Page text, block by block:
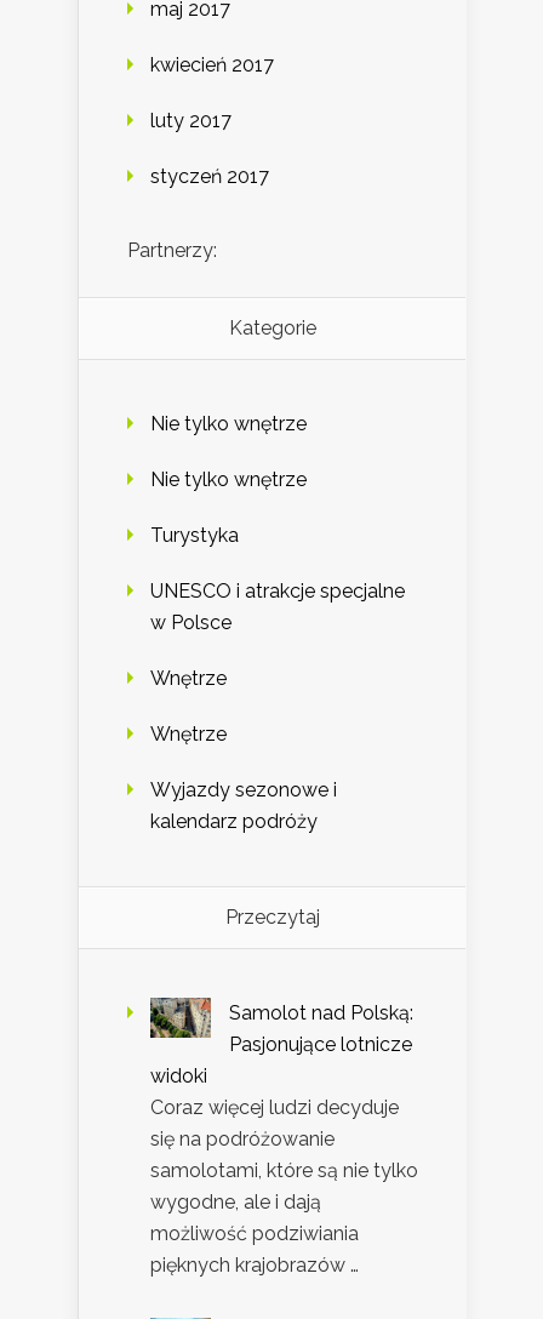
maj 2017
kwiecień 2017
luty 2017
styczeń 2017
Partnerzy:
Kategorie
Nie tylko wnętrze
Nie tylko wnętrze
Turystyka
UNESCO i atrakcje specjalne
w Polsce
Wnętrze
Wnętrze
Wyjazdy sezonowe i
kalendarz podróży
Przeczytaj
Samolot nad Polską:
Pasjonujące lotnicze
widoki
Coraz więcej ludzi decyduje
się na podróżowanie
samolotami, które są nie tylko
wygodne, ale i dają
możliwość podziwiania
pięknych krajobrazów …